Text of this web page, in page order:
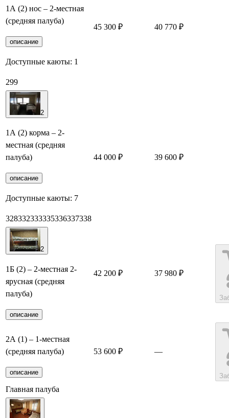
1А (2) нос – 2-местная
(средняя палуба)
описание
Доступные каюты: 1
299
45 300 ₽ 40 770 ₽
2
1А (2) корма – 2-
местная (средняя
палуба)
описание
Доступные каюты: 7
328332333335336337338
44 000 ₽ 39 600 ₽
2
1Б (2) – 2-местная 2-
ярусная (средняя
палуба)
описание
42 200 ₽ 37 980 ₽
2А (1) – 1-местная
(средняя палуба)
описание
53 600 ₽ —
Главная палуба